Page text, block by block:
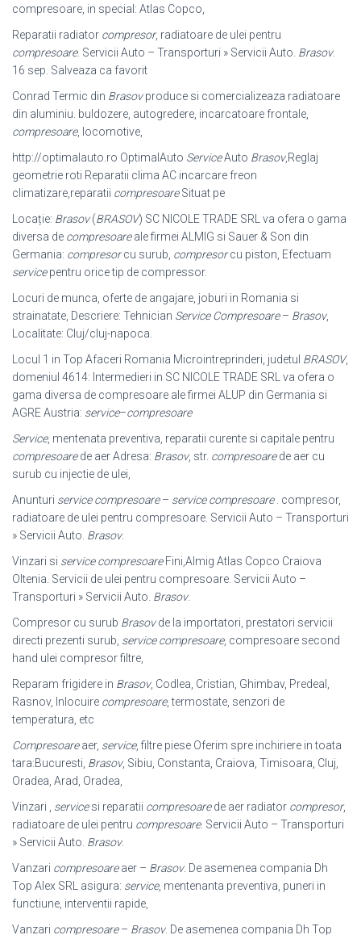
compresoare, in special: Atlas Copco,
Reparatii radiator compresor, radiatoare de ulei pentru
compresoare. Servicii Auto – Transporturi » Servicii Auto. Brasov.
16 sep. Salveaza ca favorit
Conrad Termic din Brasovproduce si comercializeaza radiatoare
din aluminiu. buldozere, autogredere, incarcatoare frontale,
compresoare, locomotive,
http://optimalauto.ro OptimalAuto ServiceAuto Brasov,Reglaj
geometrie roti Reparatii clima AC incarcare freon
climatizare,reparatii compresoareSituat pe
Locație: Brasov(BRASOV) SC NICOLE TRADE SRL va ofera o gama
diversa de compresoareale firmei ALMIG si Sauer & Son din
Germania: compresorcu surub, compresorcu piston, Efectuam
servicepentru orice tip de compressor.
Locuri de munca, oferte de angajare, joburi in Romania si
strainatate, Descriere: Tehnician Service Compresoare– Brasov,
Localitate: Cluj/cluj-napoca.
Locul 1 in Top Afaceri Romania Microintreprinderi, judetul BRASOV,
domeniul 4614: Intermedieri in SC NICOLE TRADE SRL va ofera o
gama diversa de compresoare ale firmei ALUP din Germania si
AGRE Austria: service–compresoare
Service, mentenata preventiva, reparatii curente si capitale pentru
compresoarede aer Adresa: Brasov, str. compresoarede aer cu
surub cu injectie de ulei,
Anunturi service compresoare– service compresoare. compresor,
radiatoare de ulei pentru compresoare. Servicii Auto – Transporturi
» Servicii Auto. Brasov.
Vinzari si service compresoareFini,Almig Atlas Copco Craiova
Oltenia. Servicii de ulei pentru compresoare. Servicii Auto –
Transporturi » Servicii Auto. Brasov.
Compresor cu surub Brasovde la importatori, prestatori servicii
directi prezenti surub, service compresoare, compresoare second
hand ulei compresor filtre,
Reparam frigidere in Brasov, Codlea, Cristian, Ghimbav, Predeal,
Rasnov, Inlocuire compresoare, termostate, senzori de
temperatura, etc
Compresoareaer, service, filtre piese Oferim spre inchiriere in toata
tara:Bucuresti, Brasov, Sibiu, Constanta, Craiova, Timisoara, Cluj,
Oradea, Arad, Oradea,
Vinzari , servicesi reparatii compresoarede aer radiator compresor,
radiatoare de ulei pentru compresoare. Servicii Auto – Transporturi
» Servicii Auto. Brasov.
Vanzari compresoareaer – Brasov. De asemenea compania Dh
Top Alex SRL asigura: service, mentenanta preventiva, puneri in
functiune, interventii rapide,
Vanzari compresoare– Brasov. De asemenea compania Dh Top